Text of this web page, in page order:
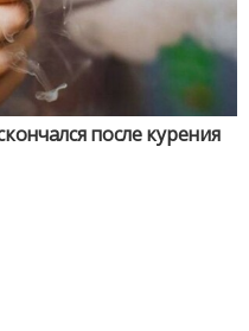
после курения